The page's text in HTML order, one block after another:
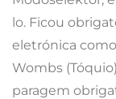
lo. Ficou
eletrónica
Wombs
paragem